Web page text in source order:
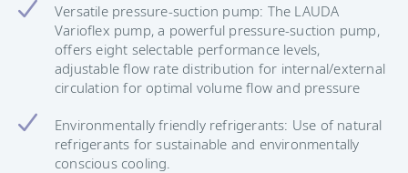
Versatile pressure-suction pump: The LAUDA
Varioflex pump, a powerful pressure-suction pump,
offers eight selectable performance levels,
adjustable flow rate distribution for internal/external
circulation for optimal volume flow and pressure
Environmentally friendly refrigerants: Use of natural
refrigerants for sustainable and environmentally
conscious cooling.